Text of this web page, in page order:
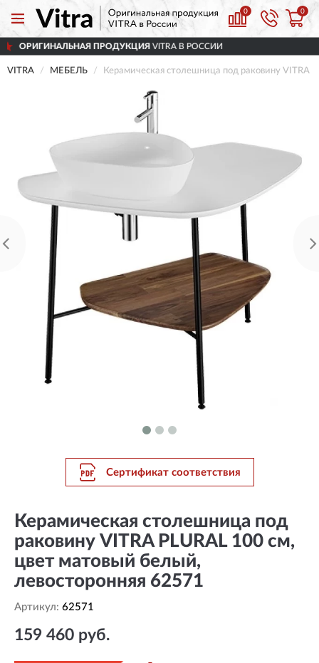
0 0
ПРОДУКЦИЯVITRA В РОССИИ
VITRA МЕБЕЛЬ Керамическая столешница под раковину VITRA
Сертификат соответствия
Керамическая столешница под
раковину VITRA PLURAL 100 см,
цвет матовый белый,
левосторонняя 62571
Артикул: 62571
159 460 руб.